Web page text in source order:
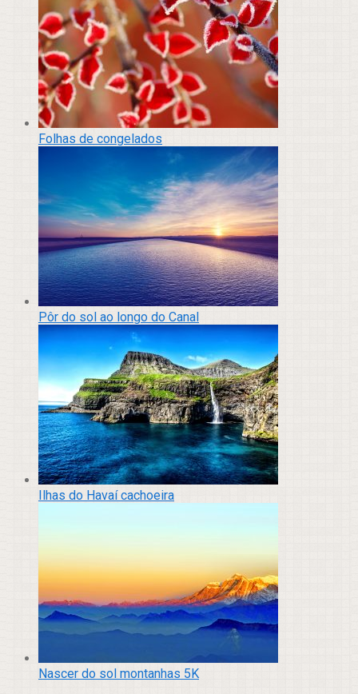
Folhas de congelados
Pôr do sol ao longo do Canal
Ilhas do Havaí cachoeira
Nascer do sol montanhas 5K